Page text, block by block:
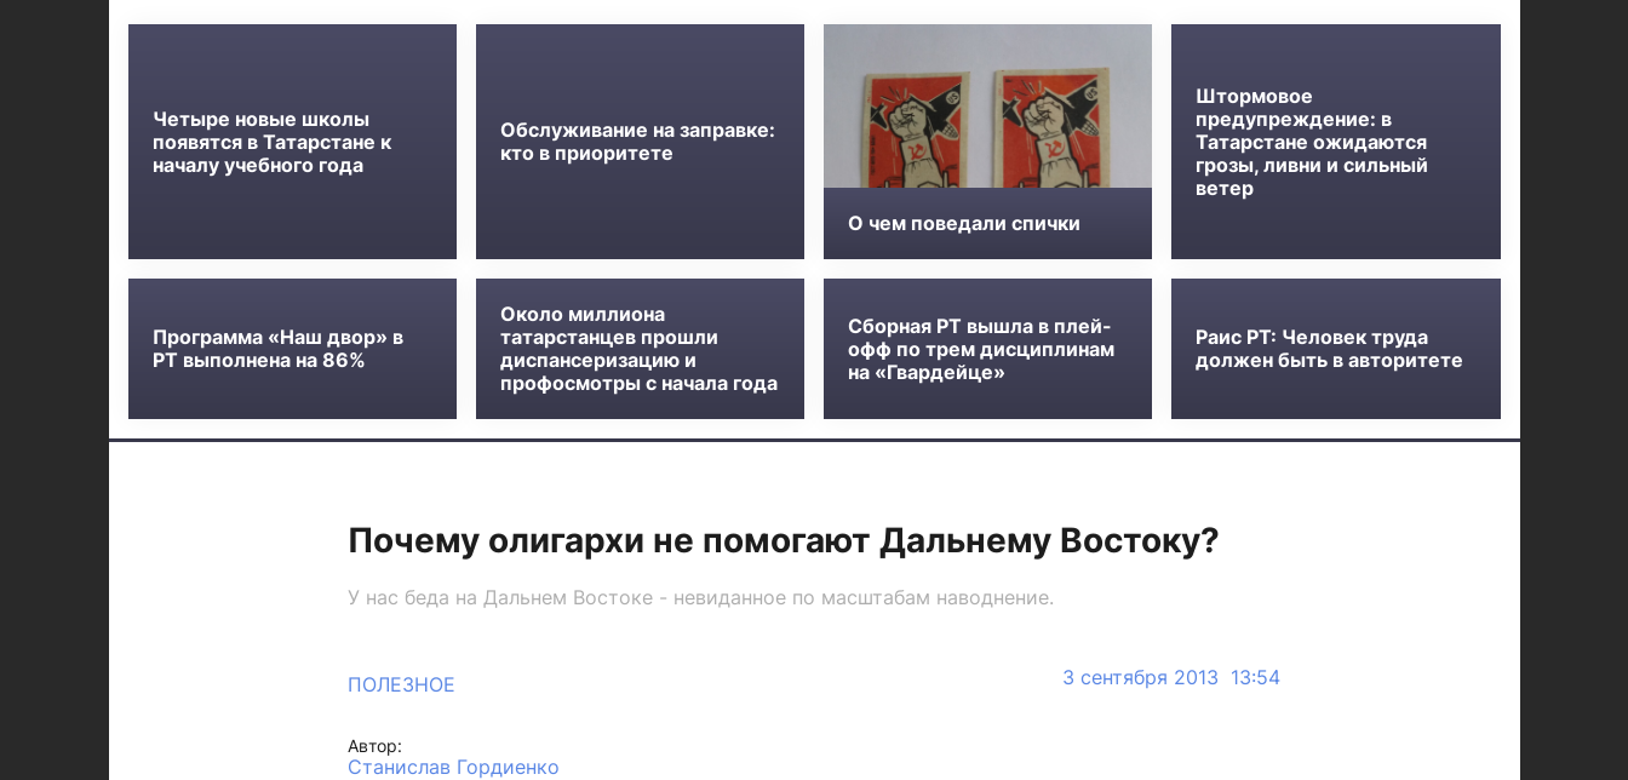
Четыре новые школы
появятся в Татарстане к
началу учебного года
Обслуживание на заправке:
кто в приоритете
О чем поведали спички
Штормовое
предупреждение: в
Татарстане ожидаются
грозы, ливни и сильный
ветер
Программа «Наш двор» в
РТ выполнена на 86%
Около миллиона
татарстанцев прошли
диспансеризацию и
профосмотры с начала года
Сборная РТ вышла в плей-
офф по трем дисциплинам
на «Гвардейце»
Раис РТ: Человек труда
должен быть в авторитете
Почему олигархи не помогают Дальнему Востоку?
У нас беда на Дальнем Востоке - невиданное по масштабам наводнение.
ПОЛЕЗНОЕ 3 сентября 2013 13:54
Автор:
Станислав Гордиенко